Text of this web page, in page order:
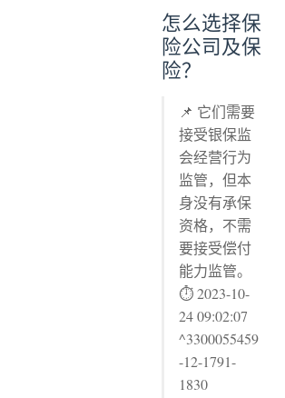
怎么选择保
险公司及保
险？
📌 它们需要
接受银保监
会经营行为
监管，但本
身没有承保
资格，不需
要接受偿付
能力监管。
⏱ 2023-10-
24 09:02:07
^3300055459
-12-1791-
1830